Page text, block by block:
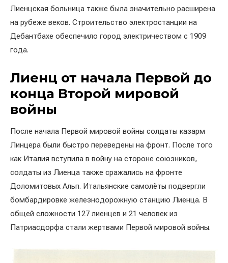
Лиенцская больница также была значительно расширена
на рубеже веков. Строительство электростанции на
Дебантбахе обеспечило город электричеством с 1909
года.
Лиенц от начала Первой до
конца Второй мировой
войны
После начала Первой мировой войны солдаты казарм
Линцера были быстро переведены на фронт. После того
как Италия вступила в войну на стороне союзников,
солдаты из Лиенца также сражались на фронте
Доломитовых Альп. Итальянские самолёты подвергли
бомбардировке железнодорожную станцию Лиенца. В
общей сложности 127 лиенцев и 21 человек из
Патриасдорфа стали жертвами Первой мировой войны.